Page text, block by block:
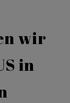
wir
in